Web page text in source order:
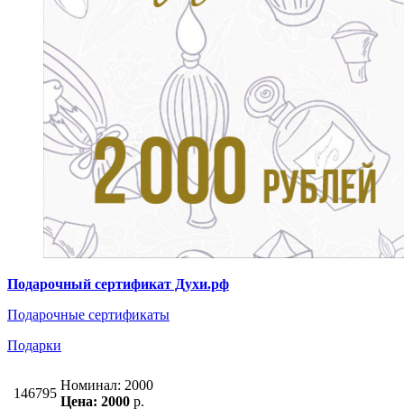
Подарочный сертификат Духи.рф
Подарочные сертификаты
Подарки
146795
Номинал: 2000
Цена: 2000 р.